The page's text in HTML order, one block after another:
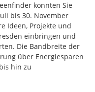
konnten Sie
bis 30. November
Ideen, Projekte und
einbringen und
Die Bandbreite der
über Energiesparen
hin zu